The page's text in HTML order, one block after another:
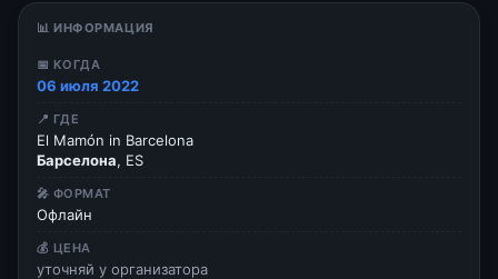
📊 ИНФОРМАЦИЯ
📅 КОГДА
06 июля 2022
📍 ГДЕ
El Mamón in Barcelona
Барселона, ES
🎤 ФОРМАТ
Офлайн
💰 ЦЕНА
уточняй у организатора